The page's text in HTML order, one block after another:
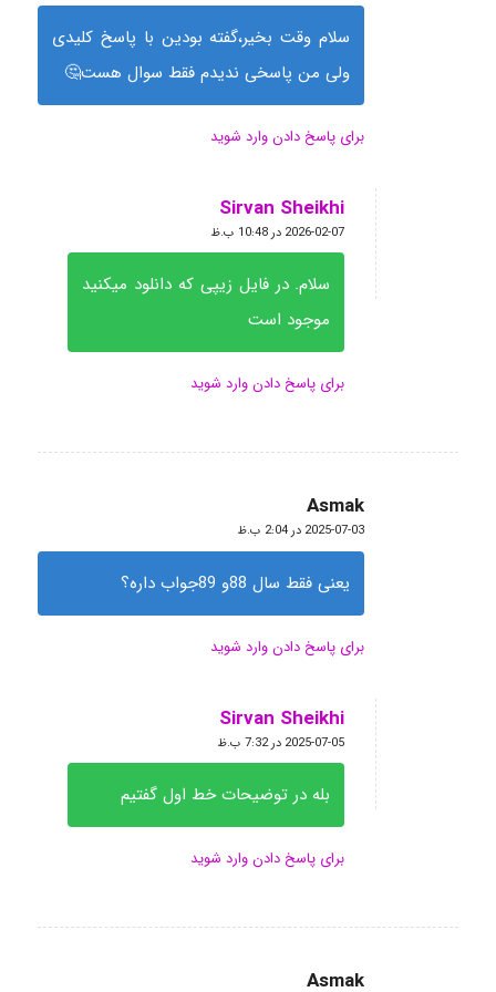
سلام وقت بخیر،گفته بودین با پاسخ کلیدی
ولی من پاسخی ندیدم فقط سوال هست🤔
برای پاسخ دادن وارد شوید
Sirvan Sheikhi
گفته:
2026-02-07 در 10:48 ب.ظ
سلام. در فایل زیپی که دانلود میکنید
موجود است
برای پاسخ دادن وارد شوید
Asmak
گفته:
2025-07-03 در 2:04 ب.ظ
یعنی فقط سال 88و 89جواب داره؟
برای پاسخ دادن وارد شوید
Sirvan Sheikhi
گفته:
2025-07-05 در 7:32 ب.ظ
بله در توضیحات خط اول گفتیم
برای پاسخ دادن وارد شوید
Asmak